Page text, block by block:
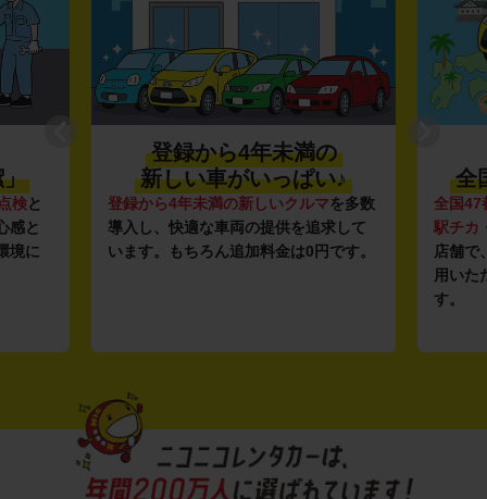
」
検と
感と
境に
登録から4年未満の
新しい車がいっぱい♪
登録から4年未満の新しいクルマを多数
導入し、快適な車両の提供を追求して
います。もちろん追加料金は0円です。
全
全国47
駅チカ
店舗で
用いた
す。